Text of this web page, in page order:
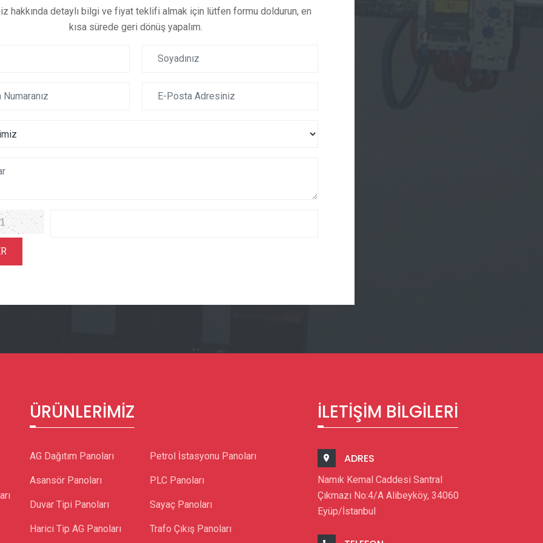
hakkında detaylı bilgi ve fiyat teklifi almak için lütfen formu doldurun, en
kısa sürede geri dönüş yapalım.
ÜRÜNLERIMIZ
AG Dağıtım Panoları
Asansör Panoları
Duvar Tipi Panoları
Harici Tip AG Panoları
Petrol İstasyonu Panoları
PLC Panoları
Sayaç Panoları
Trafo Çıkış Panoları
İLETIŞIM BILGILERI
ADRES
Namık Kemal Caddesi Santral
Çıkmazı No:4/A Alibeyköy, 34060
Eyüp/İstanbul